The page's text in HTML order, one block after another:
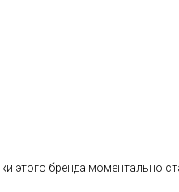
этого бренда моментально